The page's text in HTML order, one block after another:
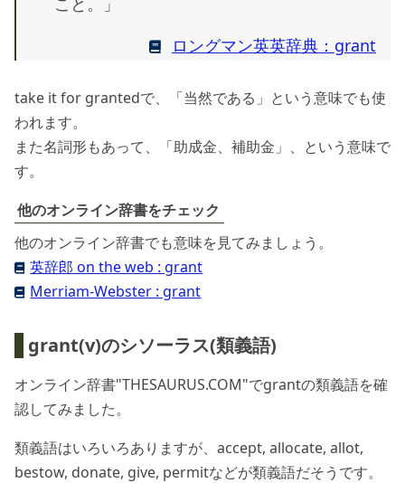
ロングマン英英辞典：grant
take it for grantedで、「当然である」という意味でも使
われます。
また名詞形もあって、「助成金、補助金」、という意味で
す。
他のオンライン辞書をチェック
他のオンライン辞書でも意味を見てみましょう。
英辞郎 on the web : grant
Merriam-Webster : grant
grant(v)のシソーラス(類義語)
オンライン辞書"THESAURUS.COM"でgrantの類義語を確
認してみました。
類義語はいろいろありますが、accept, allocate, allot,
bestow, donate, give, permitなどが類義語だそうです。